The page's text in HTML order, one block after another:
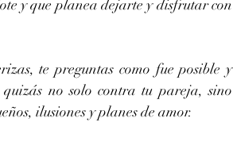
y que planea dejarte y disfrutar con
te preguntas como fue posible y
no solo contra tu pareja, sino
ilusiones y planes de amor.